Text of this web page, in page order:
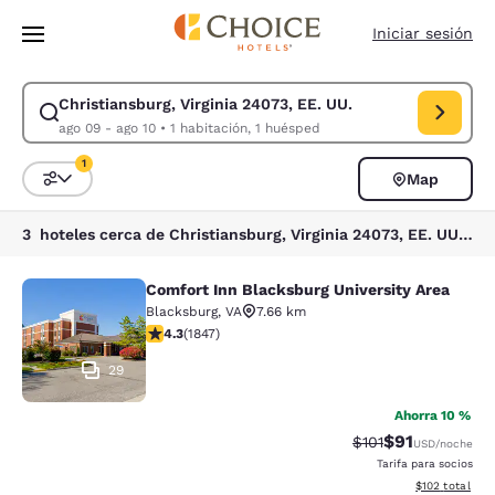
Saltar A Contenido Principal
Iniciar sesión
Christiansburg, Virginia 24073, EE. UU.
ago 09 - ago 10• 1 habitación, 1 huésped
Modificar búsqueda para Christiansburg, Virginia 24073, EE. UU..
Ordenar y filtrar
1
Map
3 hoteles cerca de Christiansburg, Virginia 24073, EE. UU. coinciden con tus filtros
Comfort Inn Blacksburg University
29
Comfort Inn Blacksburg University Area
Blacksburg, VA
7.66 km
Calificación de 4.25 estrellas. Excelente. 1847 reseñas
4.3(1847)
Ahorra 10 %
Tarifa tachada:
$101Tarifa
$91USD/noche
Tarifa para socios
Ver detalles
$102 total